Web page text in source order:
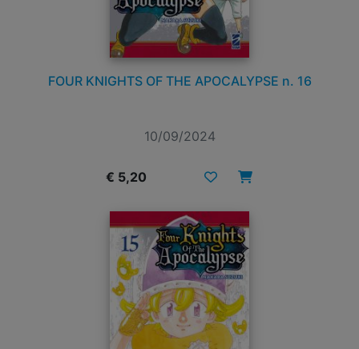
FOUR KNIGHTS OF THE APOCALYPSE n. 16
10/09/2024
€ 5,20